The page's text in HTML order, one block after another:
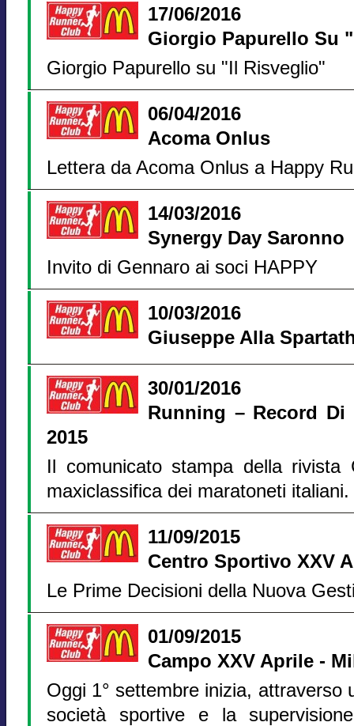
17/06/2016
Giorgio Papurello Su
Giorgio Papurello su "Il Risveglio"
06/04/2016
Acoma Onlus
Lettera da Acoma Onlus a Happy
14/03/2016
Synergy Day Saronno
Invito di Gennaro ai soci HAPPY
10/03/2016
Giuseppe Alla
30/01/2016
Running – Record Di
2015
Il comunicato stampa della rivista
maxiclassifica dei maratoneti italiani.
11/09/2015
Centro Sportivo XXV
Le Prime Decisioni della Nuova
01/09/2015
Campo XXV Aprile -
Oggi 1° settembre inizia, attraverso
società sportive e la